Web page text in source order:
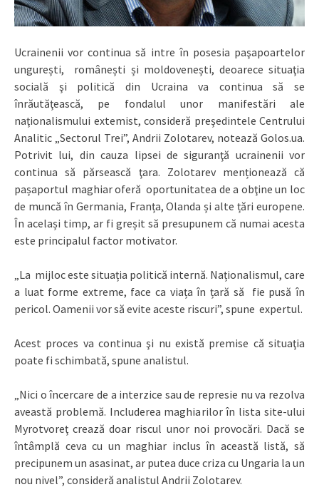
Ucrainenii vor continua să intre în posesia paşapoartelor
ungurești, românești și moldovenești, deoarece situaţia
socială şi politică din Ucraina va continua să se
înrăutăţească, pe fondalul unor manifestări ale
naţionalismului extemist, consideră preşedintele Centrului
Analitic „Sectorul Trei”, Andrii Zolotarev, notează Golos.ua.
Potrivit lui, din cauza lipsei de siguranţă ucrainenii vor
continua să părsească ţara. Zolotarev menționează că
pașaportul maghiar oferă oportunitatea de a obţine un loc
de muncă în Germania, Franța, Olanda și alte țări europene.
În același timp, ar fi greșit să presupunem că numai acesta
este principalul factor motivator.
„La mijloc este situația politică internă. Naționalismul, care
a luat forme extreme, face ca viața în țară să fie pusă în
pericol. Oamenii vor să evite aceste riscuri”, spune expertul.
Acest proces va continua şi nu există premise că situaţia
poate fi schimbată, spune analistul.
„Nici o încercare de a interzice sau de represie nu va rezolva
aveastă problemă. Includerea maghiarilor în lista site-ului
Myrotvoreţ crează doar riscul unor noi provocări. Dacă se
întâmplă ceva cu un maghiar inclus în această listă, să
precipunem un asasinat, ar putea duce criza cu Ungaria la un
nou nivel”, consideră analistul Andrii Zolotarev.